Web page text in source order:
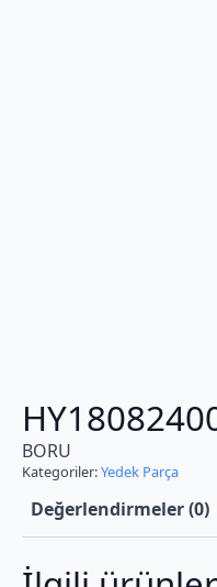
BORU
Kategoriler:Yedek Parça
Değerlendirmeler (0)